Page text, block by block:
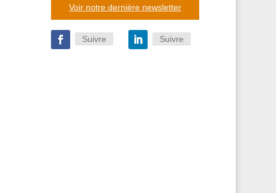
Voir notre dernière newsletter
Suivre Suivre